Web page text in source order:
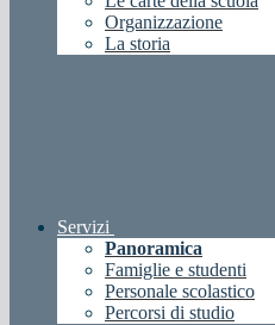
Organizzazione
La storia
Servizi
Panoramica
Famiglie e studenti
Personale scolastico
Percorsi di studio